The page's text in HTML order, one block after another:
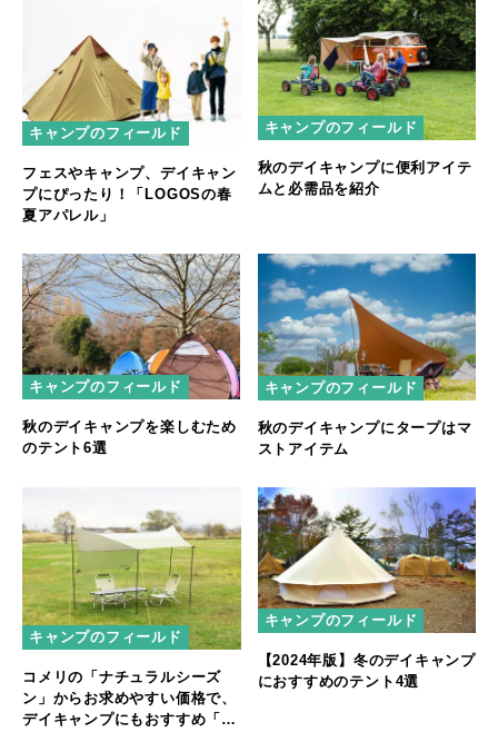
キャンプのフィールド
フェスやキャンプ、デイキャン
プにぴったり！「LOGOSの春
夏アパレル」
キャンプのフィールド
秋のデイキャンプに便利アイテ
ムと必需品を紹介
キャンプのフィールド
秋のデイキャンプを楽しむため
のテント6選
キャンプのフィールド
秋のデイキャンプにタープはマ
ストアイテム
キャンプのフィールド
コメリの「ナチュラルシーズ
ン」からお求めやすい価格で、
デイキャンプにもおすすめ「ヘ
キャンプのフィールド
【2024年版】冬のデイキャンプ
におすすめのテント4選